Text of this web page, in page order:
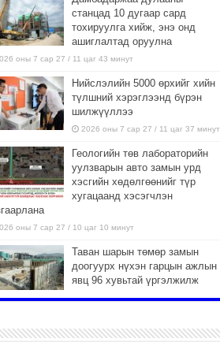
станцад 10 дугаар сард
тохируулга хийж, энэ онд
ашиглалтад оруулна
оны 7 сар 27 / 11 цаг 43 минут
Нийслэлийн 5000 өрхийг хийн
түлшний хэрэглээнд бүрэн
шилжүүллээ
2026 оны 7 сар 27 / 11 цаг 37 минут
Геологийн төв лабораторийн
уулзварын авто замын урд
хэсгийн хөдөлгөөнийг түр
хугацаанд хэсэгчлэн
оны 7 сар 27 / 10 цаг 10 минут
Таван шарын төмөр замын
доогуурх нүхэн гарцын ажлын
явц 96 хувьтай үргэлжилж
Нийслэлийн харьяа амаржих